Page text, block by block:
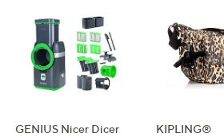
GENIUS Nicer Dicer
KIPLING®